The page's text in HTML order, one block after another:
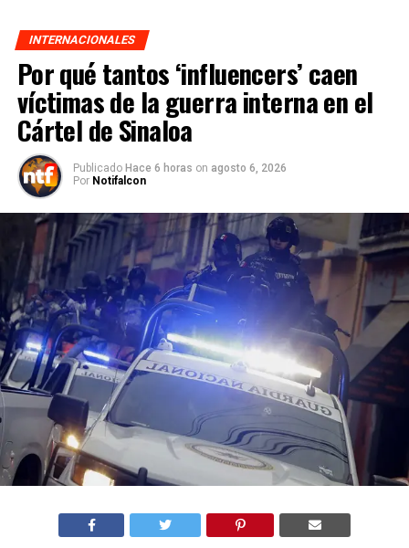
INTERNACIONALES
Por qué tantos ‘influencers’ caen
víctimas de la guerra interna en el
Cártel de Sinaloa
Publicado Hace 6 horas on agosto 6, 2026
Por Notifalcon